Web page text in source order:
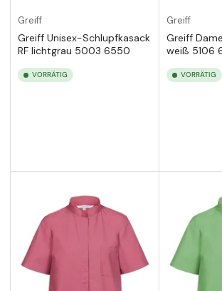
Greiff
Greiff Unisex-Schlupfkasack
RF lichtgrau 5003 6550
VORRÄTIG
Greiff
Greiff
weiß 5106
VORRÄTIG